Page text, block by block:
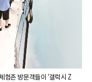
험존 방문객들이 ‘갤럭시 Z